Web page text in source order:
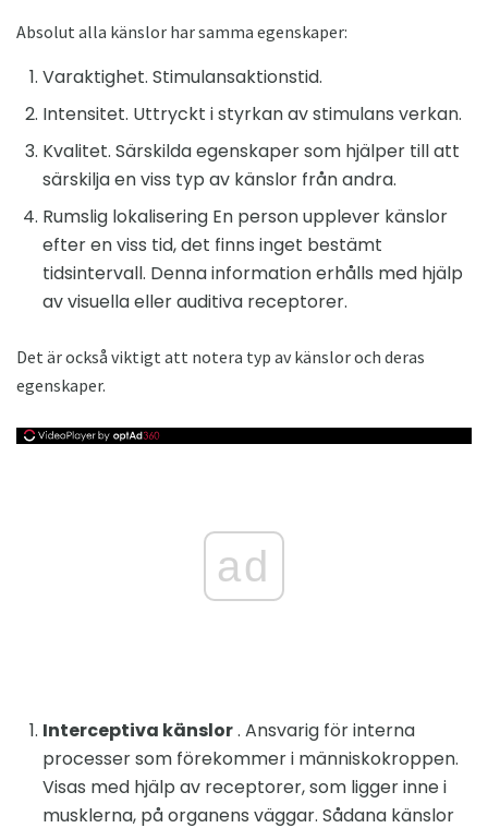
Absolut alla känslor har samma egenskaper:
Varaktighet. Stimulansaktionstid.
Intensitet. Uttryckt i styrkan av stimulans verkan.
Kvalitet. Särskilda egenskaper som hjälper till att
särskilja en viss typ av känslor från andra.
Rumslig lokalisering En person upplever känslor
efter en viss tid, det finns inget bestämt
tidsintervall. Denna information erhålls med hjälp
av visuella eller auditiva receptorer.
Det är också viktigt att notera typ av känslor och deras
egenskaper.
ad
Interceptiva känslor. Ansvarig för interna
processer som förekommer i människokroppen.
Visas med hjälp av receptorer, som ligger inne i
musklerna, på organens väggar. Sådana känslor